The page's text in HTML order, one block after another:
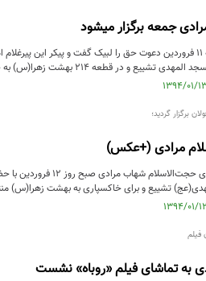
جمعه برگزار میشود
در قطعه ۲۱۴ بهشت زهرا(س) به خاک سپرده شد.
برگزار گردید؛
مرادی (+عکس)
پیکر مرحوم حاج
تشییع و برای خاکسپاری به بهشت زهرا(س)
فیلم
به تماشای فیلم «روباه» نشست